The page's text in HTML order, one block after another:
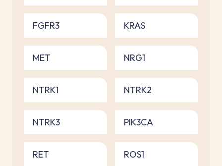
FGFR3 KRAS
MET NRG1
NTRK1 NTRK2
NTRK3 PIK3CA
RET ROS1